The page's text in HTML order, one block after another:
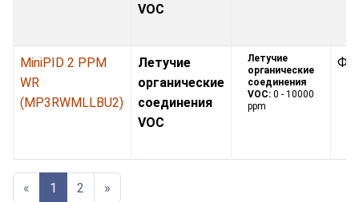
VOC
MiniPID 2 PPM
WR
(MP3RWMLLBU2)
Летучие
органические
соединения
VOC
Летучие
органические
соединения
VOC: 0 - 10000
ppm
« 1 2 »